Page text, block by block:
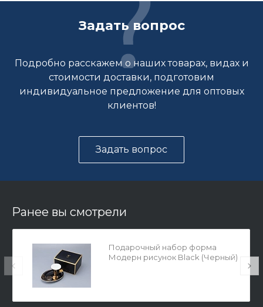
Задать вопрос
Подробно расскажем о наших товарах, видах и
стоимости доставки, подготовим
индивидуальное предложение для оптовых
клиентов!
Задать вопрос
Ранее вы смотрели
Подарочный набор форма
Модерн рисунок Black (Черный)